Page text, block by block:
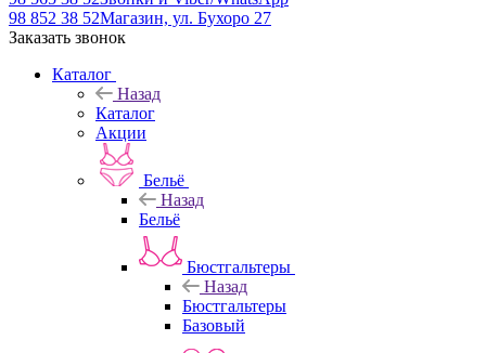
98 852 38 52Магазин, ул. Бухоро 27
Заказать звонок
Каталог
Назад
Каталог
Акции
Бельё
Назад
Бельё
Бюстгальтеры
Назад
Бюстгальтеры
Базовый